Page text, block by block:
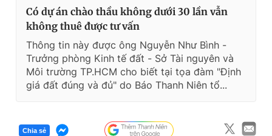
Có dự án chào thầu không dưới 30 lần vẫn
không thuê được tư vấn
Thông tin này được ông Nguyễn Như Bình -
Trưởng phòng Kinh tế đất - Sở Tài nguyên và
Môi trường TP.HCM cho biết tại tọa đàm "Định
giá đất đúng và đủ" do Báo Thanh Niên tổ...
Chia sẻ